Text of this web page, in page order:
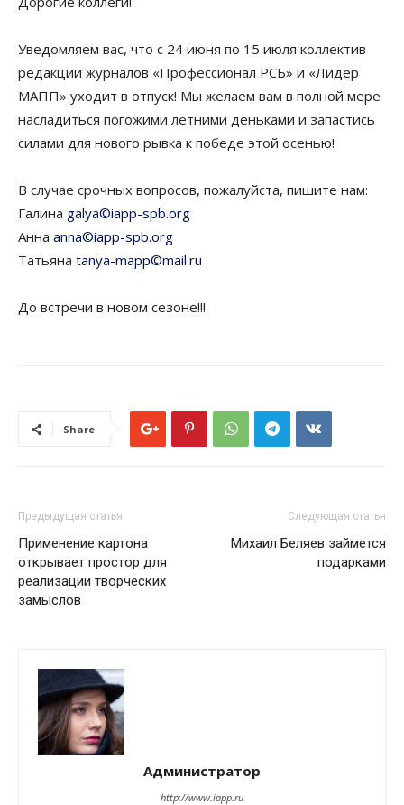
Уведомляем вас, что с 24 июня по 15 июля коллектив
редакции журналов «Профессионал РСБ» и «Лидер
МАПП» уходит в отпуск! Мы желаем вам в полной мере
насладиться погожими летними деньками и запастись
силами для нового рывка к победе этой осенью!
В случае срочных вопросов, пожалуйста, пишите нам:
Галина galya©iapp-spb.org
Анна anna©iapp-spb.org
Татьяна tanya-mapp©mail.ru
До встречи в новом сезоне!!!
Share
Предыдущая статья
Применение картона
открывает простор для
реализации творческих
замыслов
Следующая статья
Михаил Беляев займется
подарками
Администратор
http://www.iapp.ru